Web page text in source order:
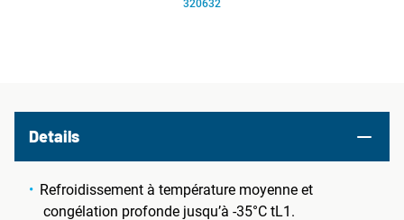
320632
Details
Refroidissement à température moyenne et
congélation profonde jusqu’à -35°C tL1.